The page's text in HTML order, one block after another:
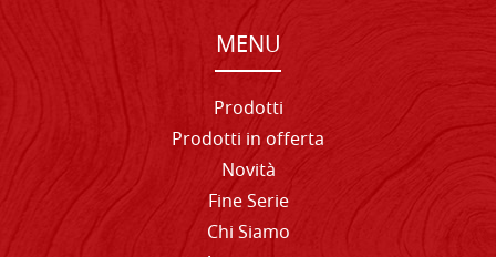
MENU
Prodotti
Prodotti in offerta
Novità
Fine Serie
Chi Siamo